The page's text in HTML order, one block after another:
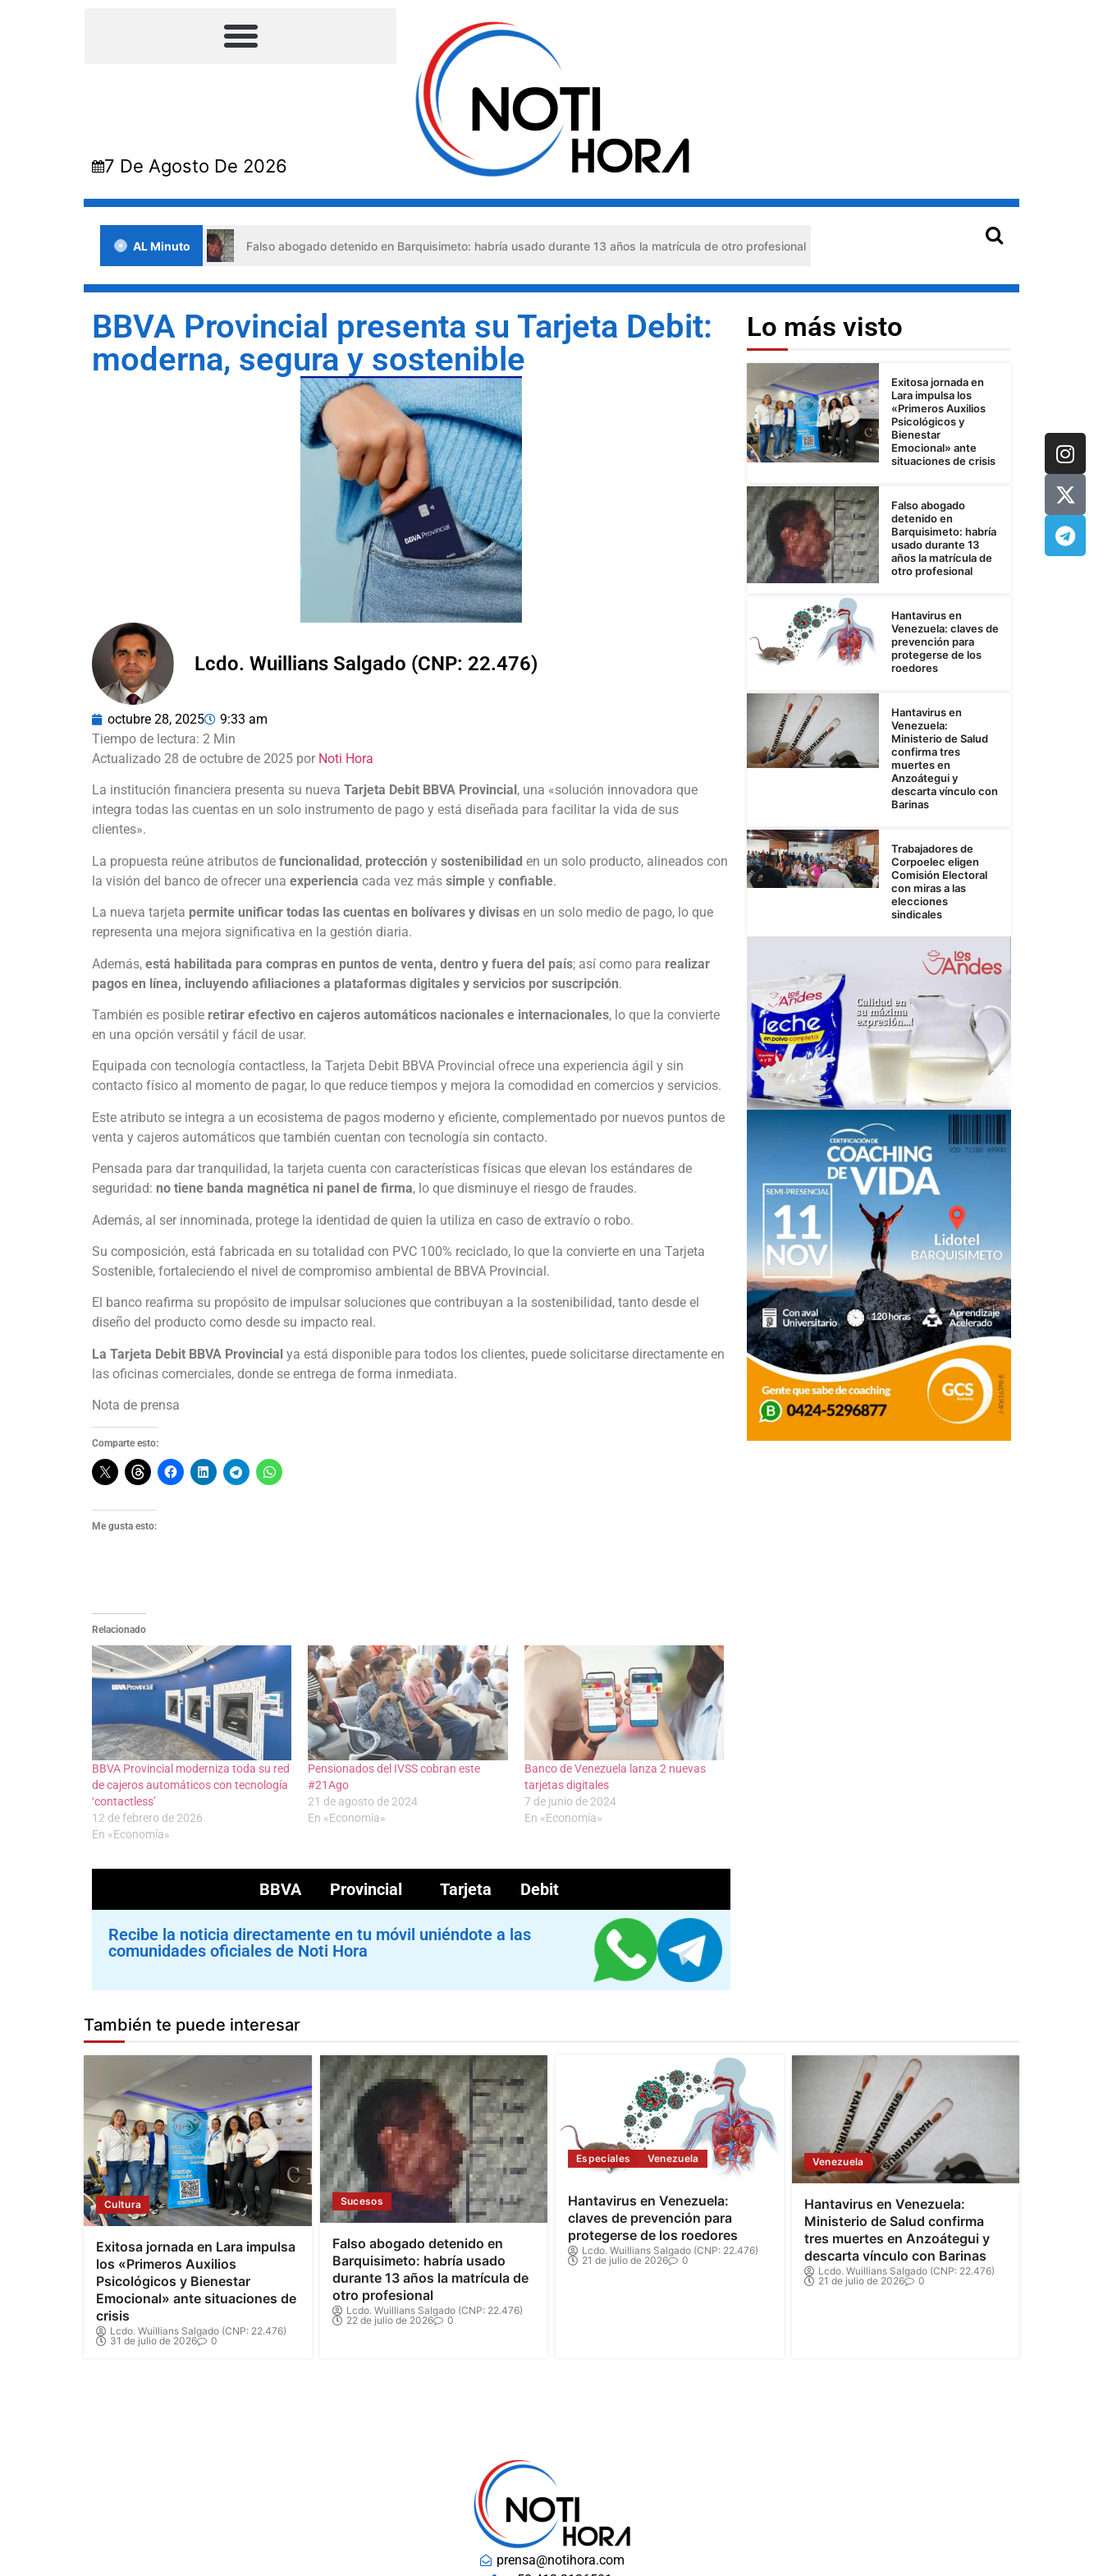
7 De Agosto De 2026
AL Minuto
situaciones de crisis Falso abogado detenido en Barquisimeto: habría usado durante 13 años la matrícula de otro profesional Hantavirus en Venezuela: claves de prevención
BBVA Provincial presenta su Tarjeta Debit:
moderna, segura y sostenible
Lcdo. Wuillians Salgado (CNP: 22.476)
octubre 28, 2025 9:33 am
Actualizado 28 de octubre de 2025 por Noti Hora
La institución financiera presenta su nueva Tarjeta Debit BBVA Provincial , una «solución innovadora que
integra todas las cuentas en un solo instrumento de pago y está diseñada para facilitar la vida de sus
clientes».
La propuesta reúne atributos de funcionalidad, protección y sostenibilidad en un solo producto, alineados con
la visión del banco de ofrecer una experiencia cada vez más simple y confiable.
La nueva tarjeta permite unificar todas las cuentas en bolívares y divisas en un solo medio de pago, lo que
representa una mejora significativa en la gestión diaria.
Además, está habilitada para compras en puntos de venta, dentro y fuera del país; así como para realizar
pagos en línea, incluyendo afiliaciones a plataformas digitales y servicios por suscripción.
También es posible retirar efectivo en cajeros automáticos nacionales e internacionales, lo que la convierte
en una opción versátil y fácil de usar.
Equipada con tecnología contactless, la Tarjeta Debit BBVA Provincial ofrece una experiencia ágil y sin
contacto físico al momento de pagar, lo que reduce tiempos y mejora la comodidad en comercios y servicios.
Este atributo se integra a un ecosistema de pagos moderno y eficiente, complementado por nuevos puntos de
venta y cajeros automáticos que también cuentan con tecnología sin contacto.
Pensada para dar tranquilidad, la tarjeta cuenta con características físicas que elevan los estándares de
seguridad: no tiene banda magnética ni panel de firma, lo que disminuye el riesgo de fraudes.
Además, al ser innominada, protege la identidad de quien la utiliza en caso de extravío o robo.
Su composición, está fabricada en su totalidad con PVC 100% reciclado, lo que la convierte en una Tarjeta
Sostenible, fortaleciendo el nivel de compromiso ambiental de BBVA Provincial.
El banco reafirma su propósito de impulsar soluciones que contribuyan a la sostenibilidad, tanto desde el
diseño del producto como desde su impacto real.
La Tarjeta Debit BBVA Provincial ya está disponible para todos los clientes, puede solicitarse directamente en
las oficinas comerciales, donde se entrega de forma inmediata.
Nota de prensa
Comparte esto:
Me gusta esto:
Relacionado
BBVA Provincial moderniza toda su red
de cajeros automáticos con tecnología
‘contactless’
12 de febrero de 2026
En «Economía»
Pensionados del IVSS cobran este
#21Ago
21 de agosto de 2024
En «Economía»
Banco de Venezuela lanza 2 nuevas
tarjetas digitales
7 de junio de 2024
En «Economía»
BBVA Provincial Tarjeta Debit
Recibe la noticia directamente en tu móvil uniéndote a las
comunidades oficiales de Noti Hora
Lo más visto
Exitosa jornada en
Lara impulsa los
«Primeros Auxilios
Psicológicos y
Bienestar
Emocional» ante
situaciones de crisis
Falso abogado
detenido en
Barquisimeto: habría
usado durante 13
años la matrícula de
otro profesional
Hantavirus en
Venezuela: claves de
prevención para
protegerse de los
roedores
Hantavirus en
Venezuela:
Ministerio de Salud
confirma tres
muertes en
Anzoátegui y
descarta vínculo con
Barinas
Trabajadores de
Corpoelec eligen
Comisión Electoral
con miras a las
elecciones
sindicales
También te puede interesar
Cultura
Exitosa jornada en Lara impulsa
los «Primeros Auxilios
Psicológicos y Bienestar
Emocional» ante situaciones de
crisis
Lcdo. Wuillians Salgado (CNP: 22.476)
31 de julio de 2026
0
Sucesos
Falso abogado detenido en
Barquisimeto: habría usado
durante 13 años la matrícula de
otro profesional
Lcdo. Wuillians Salgado (CNP: 22.476)
22 de julio de 2026
0
Especiales Venezuela
Hantavirus en Venezuela:
claves de prevención para
protegerse de los roedores
Lcdo. Wuillians Salgado (CNP: 22.476)
21 de julio de 2026
0
Venezuela
Hantavirus en Venezuela:
Ministerio de Salud confirma
tres muertes en Anzoátegui y
descarta vínculo con Barinas
Lcdo. Wuillians Salgado (CNP: 22.476)
21 de julio de 2026
0
prensa@notihora.com